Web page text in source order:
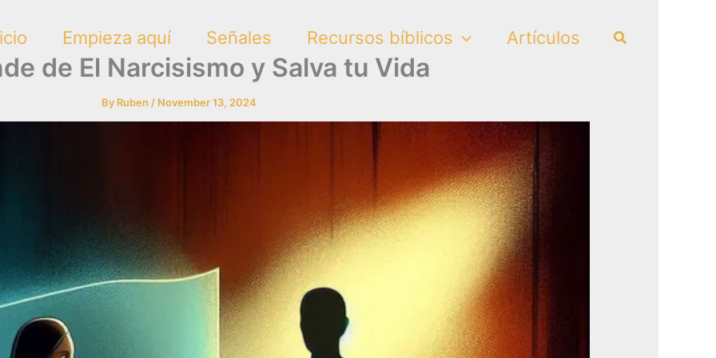
Empieza aquí Señales Recursos bíblicos Artículos Search
de El Narcisismo y Salva tu Vida
By Ruben / November 13, 2024